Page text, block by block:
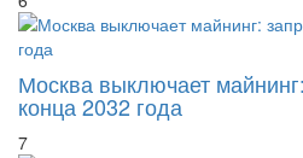
Москва выключает
конца 2032 года
7